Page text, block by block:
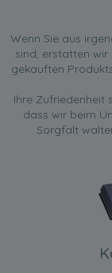
Wenn Sie aus
sind, erstatten wir
gekauften
Ihre Zufriedenheit
dass wir beim
Sorgfalt